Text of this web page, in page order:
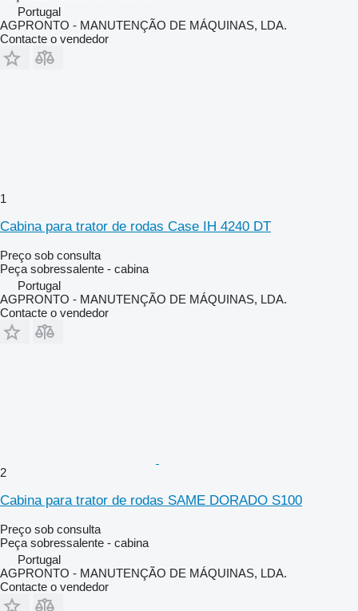
Portugal
AGPRONTO - MANUTENÇÃO DE MÁQUINAS, LDA.
Contacte o vendedor
1
Cabina para trator de rodas Case IH 4240 DT
Preço sob consulta
Peça sobressalente - cabina
Portugal
AGPRONTO - MANUTENÇÃO DE MÁQUINAS, LDA.
Contacte o vendedor
2
Cabina para trator de rodas SAME DORADO S100
Preço sob consulta
Peça sobressalente - cabina
Portugal
AGPRONTO - MANUTENÇÃO DE MÁQUINAS, LDA.
Contacte o vendedor